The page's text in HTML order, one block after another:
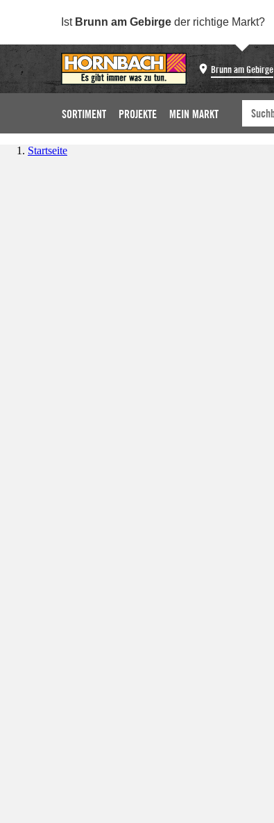
Ist Brunn am Gebirge der richtige Markt?
Brunn am Gebirge
SORTIMENT PROJEKTE MEIN MARKT
Startseite